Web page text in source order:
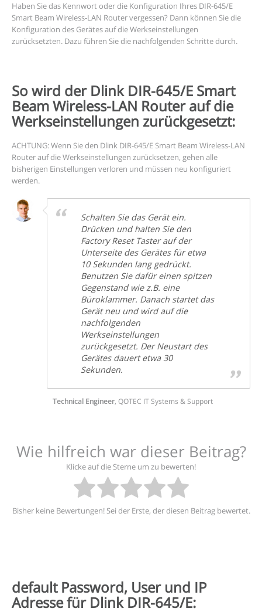
Haben Sie das Kennwort oder die Konfiguration Ihres DIR-645/E
Smart Beam Wireless-LAN Router vergessen? Dann können Sie die
Konfiguration des Gerätes auf die Werkseinstellungen
zurücksetzten. Dazu führen Sie die nachfolgenden Schritte durch.
So wird der Dlink DIR-645/E Smart
Beam Wireless-LAN Router auf die
Werkseinstellungen zurückgesetzt:
ACHTUNG: Wenn Sie den Dlink DIR-645/E Smart Beam Wireless-LAN
Router auf die Werkseinstellungen zurücksetzen, gehen alle
bisherigen Einstellungen verloren und müssen neu konfiguriert
werden.
Schalten Sie das Gerät ein.
Drücken und halten Sie den
Factory Reset Taster auf der
Unterseite des Gerätes für etwa
10 Sekunden lang gedrückt.
Benutzen Sie dafür einen spitzen
Gegenstand wie z.B. eine
Büroklammer. Danach startet das
Gerät neu und wird auf die
nachfolgenden
Werkseinstellungen
zurückgesetzt. Der Neustart des
Gerätes dauert etwa 30
Sekunden.
Technical Engineer, QOTEC IT Systems & Support
Wie hilfreich war dieser Beitrag?
Klicke auf die Sterne um zu bewerten!
Bisher keine Bewertungen! Sei der Erste, der diesen Beitrag bewertet.
default Password, User und IP
Adresse für Dlink DIR-645/E: